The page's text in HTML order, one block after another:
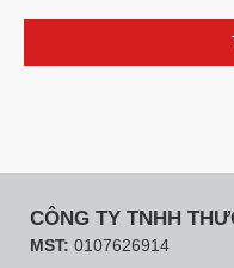
CÔNG TY TNHH
MST: 0107626914